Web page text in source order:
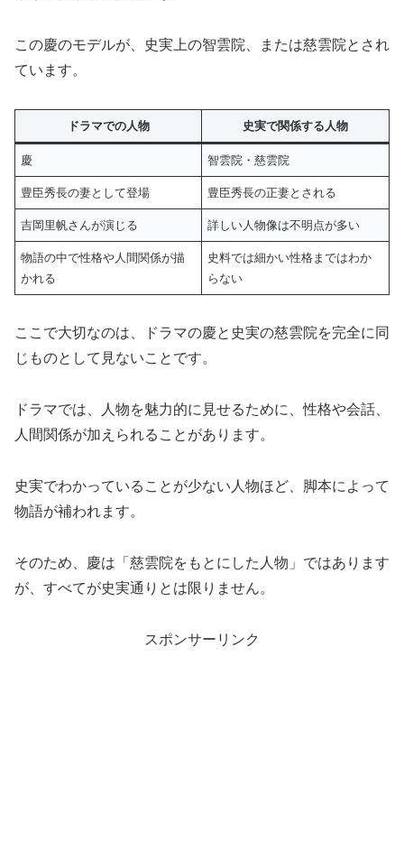
この慶のモデルが、史実上の智雲院、または慈雲院とされ
ています。
ドラマでの人物 史実で関係する人物
慶 智雲院・慈雲院
豊臣秀長の妻として登場 豊臣秀長の正妻とされる
吉岡里帆さんが演じる 詳しい人物像は不明点が多い
物語の中で性格や人間関係が描
かれる
史料では細かい性格まではわか
らない
ここで大切なのは、ドラマの慶と史実の慈雲院を完全に同
じものとして見ないことです。
ドラマでは、人物を魅力的に見せるために、性格や会話、
人間関係が加えられることがあります。
史実でわかっていることが少ない人物ほど、脚本によって
物語が補われます。
そのため、慶は「慈雲院をもとにした人物」ではあります
が、すべてが史実通りとは限りません。
スポンサーリンク